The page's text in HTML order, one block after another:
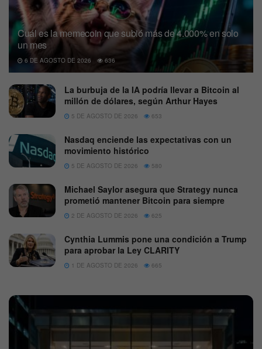
Cuál es la memecoin que subió más de 4.000% en solo
un mes
6 DE AGOSTO DE 2026 636
La burbuja de la IA podría llevar a Bitcoin al
millón de dólares, según Arthur Hayes
5 DE AGOSTO DE 2026 653
Nasdaq enciende las expectativas con un
movimiento histórico
5 DE AGOSTO DE 2026 580
Michael Saylor asegura que Strategy nunca
prometió mantener Bitcoin para siempre
2 DE AGOSTO DE 2026 625
Cynthia Lummis pone una condición a Trump
para aprobar la Ley CLARITY
1 DE AGOSTO DE 2026 665